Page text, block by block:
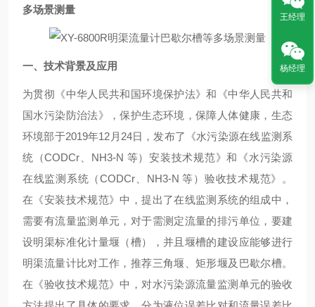
多场景测量
一、 技术背景及应用
为贯彻《中华人民共和国环境保护法》和《中华人民共和
国水污染防治法》，保护生态环境，保障人体健康，生态
环境部于2019年12月24日，发布了《水污染源在线监测系
统（CODCr、NH3-N 等）安装技术规范》和《水污染源
在线监测系统（CODCr、NH3-N 等）验收技术规范》。
在《安装技术规范》中，提出了在线监测系统的组成中，
需要有流量监测单元，对于需测定流量的排污单位，要建
设明渠标准化计量堰（槽），并且堰槽的建设应能够进行
明渠流量计比对工作，推荐三角堰、矩形堰及巴歇尔槽。
在《验收技术规范》中，对水污染源流量监测单元的验收
王经理
杨经理